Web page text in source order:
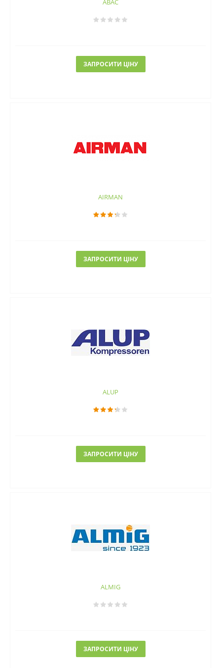
ЗАПРОСИТИ ЦІНУ
AIRMAN
ЗАПРОСИТИ ЦІНУ
ALUP
ЗАПРОСИТИ ЦІНУ
ALMIG
ЗАПРОСИТИ ЦІНУ